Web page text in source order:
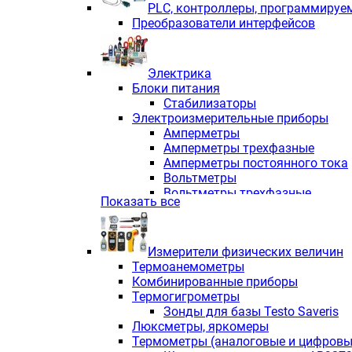
PLС, контроллеры,
Преобразователи интерфейсов
Электрика
Блоки питания
Стабилизаторы
Электроизмерительные приборы
Амперметры
Амперметры трехфазные
Амперметры постоянного тока
Вольтметры
Вольтметры трехфазные
Вольтметры постоянного тока
Индикаторы аналоговых
Измерители COS F
Комбинированные приборы
Комбинированные приборы
Комбинированные приборы
Анализаторы качества
Анализаторы мощности
Показать все
Измерители физических величин
Термоанемометры
Комбинированные приборы
Термогигрометры
Зонды для базы Testo Saveris
Люксметры, яркомеры
Термометры (аналоговые и